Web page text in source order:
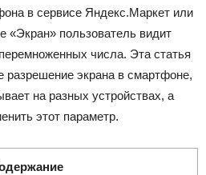
в сервисе Яндекс.Маркет или
«Экран» пользователь видит
числа. Эта статья
разрешение экрана в смартфоне,
на разных устройствах, а
этот параметр.